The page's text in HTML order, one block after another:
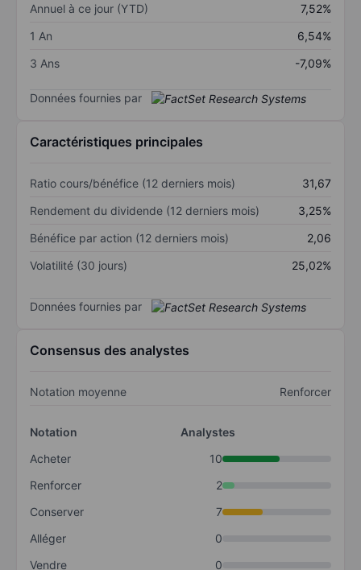
Annuel à ce jour (YTD)
7,52%
1 An
6,54%
3 Ans
-7,09%
Données fournies par
Caractéristiques principales
Ratio cours/bénéfice (12 derniers mois)
31,67
Rendement du dividende (12 derniers mois)
3,25%
Bénéfice par action (12 derniers mois)
2,06
Volatilité (30 jours)
25,02%
Données fournies par
Consensus des analystes
Notation moyenne Renforcer
Notation
Analystes
Acheter
10
Renforcer
2
Conserver
7
Alléger
0
Vendre
0